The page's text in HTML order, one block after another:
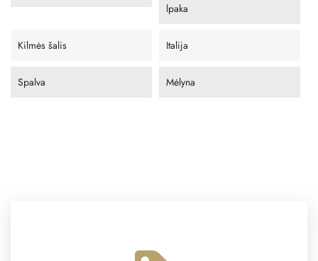
lpaka
Kilmės šalis Italija
Spalva Mėlyna